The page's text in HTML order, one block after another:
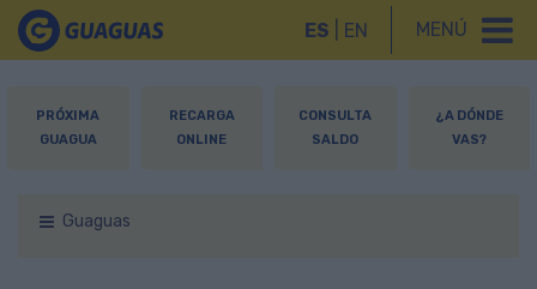
MENÚ
ES EN
PRÓXIMA
GUAGUA
RECARGA
ONLINE
CONSULTA
SALDO
¿A DÓNDE
VAS?
Guaguas